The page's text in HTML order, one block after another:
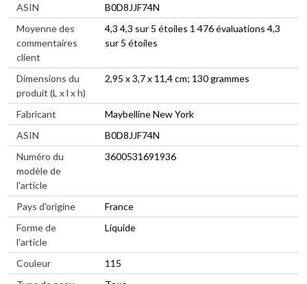
ASIN
‎B0D8JJF74N
Moyenne des
commentaires
client
4,3 4,3 sur 5 étoiles 1 476 évaluations 4,3
sur 5 étoiles
Dimensions du
produit (L x l x h)
2,95 x 3,7 x 11,4 cm; 130 grammes
Fabricant
Maybelline New York
ASIN
B0D8JJF74N
Numéro du
modèle de
l'article
3600531691936
Pays d'origine
France
Forme de
l'article
Liquide
Couleur
115